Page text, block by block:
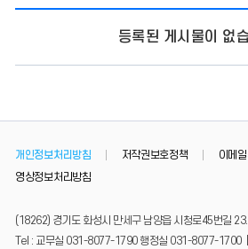
등록된 게시물이 없
개인정보처리방침 저작권보호정책
이메
영상정보처리방침
(18262) 경기도 화성시 만세구 남양읍 시청로45번길
Tel : 교무실 031-8077-1790 행정실 031-8077-